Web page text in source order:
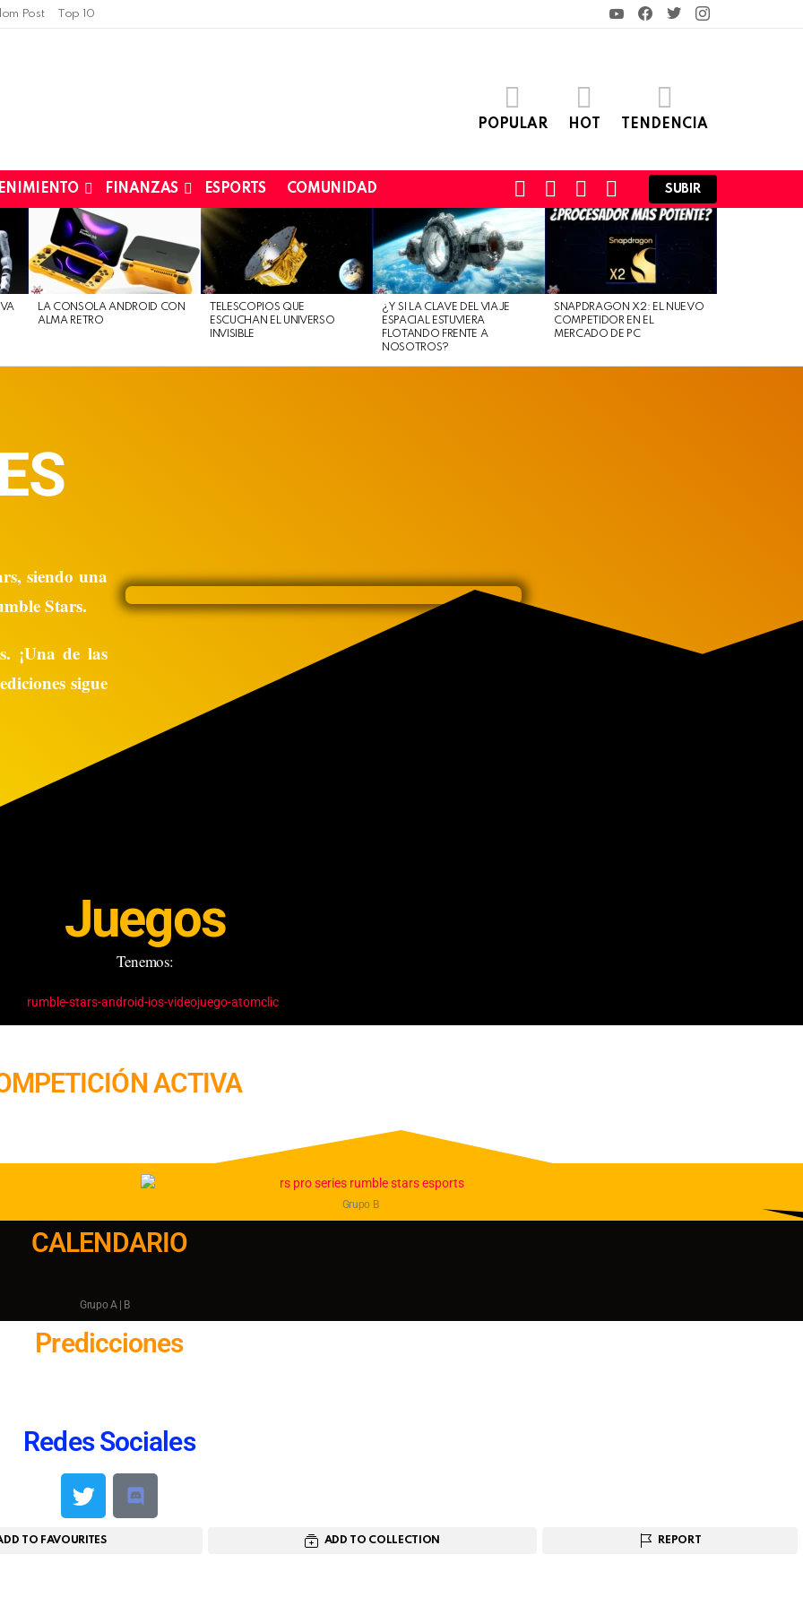
Post Top 10
YouTubeFacebook
TwitterInstagram
POPULAR HOT TENDENCIA
FINANZAS ESPORTS COMUNIDAD
SWITCH
SKIN
FOLLOWSEARCHLOGIN
SUBIR
LA CONSOLA ANDROID CON
ALMA RETRO
TELESCOPIOS QUE
ESCUCHAN EL UNIVERSO
INVISIBLE
¿Y SI LA CLAVE DEL VIAJE
ESPACIAL ESTUVIERA
FLOTANDO FRENTE A
NOSOTROS?
SNAPDRAGON X2: EL NUEVO
COMPETIDOR EN EL
MERCADO DE PC
siendo una
Stars.
¡Una de las
sigue
Juegos
Tenemos:
ACTIVA
Grupo B
CALENDARIO
Grupo A | B
Predicciones
Redes Sociales
TO FAVOURITES ADD TO COLLECTION REPORT